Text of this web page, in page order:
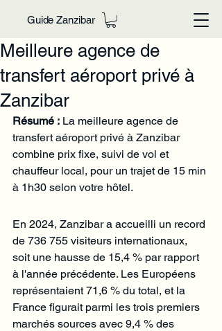
Guide Zanzibar
Meilleure agence de
transfert aéroport privé à
Zanzibar
Résumé : La meilleure agence de
transfert aéroport privé à Zanzibar
combine prix fixe, suivi de vol et
chauffeur local, pour un trajet de 15 min
à 1h30 selon votre hôtel.
En 2024, Zanzibar a accueilli un record
de 736 755 visiteurs internationaux,
soit une hausse de 15,4 % par rapport
à l'année précédente. Les Européens
représentaient 71,6 % du total, et la
France figurait parmi les trois premiers
marchés sources avec 9,4 % des